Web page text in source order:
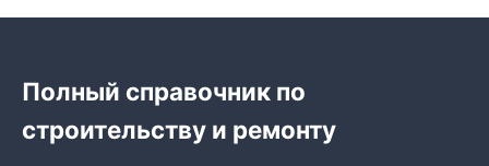
Полный справочник по
строительству и ремонту